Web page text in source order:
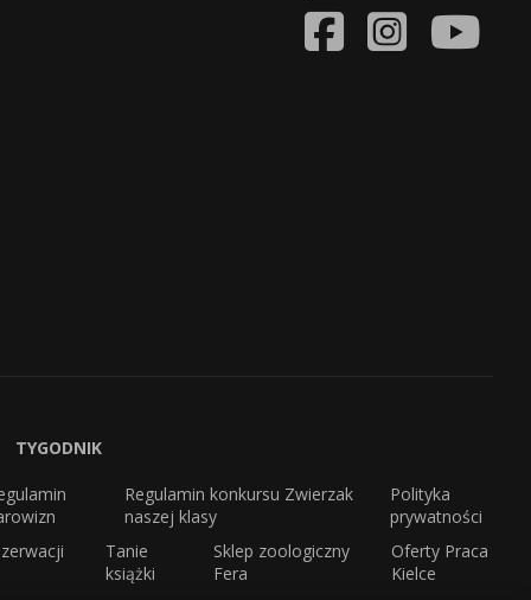
TYGODNIK
Regulamin konkursu Zwierzak
naszej klasy
Polityka
prywatności
Tanie
książki
Sklep zoologiczny
Fera
Oferty Praca
Kielce